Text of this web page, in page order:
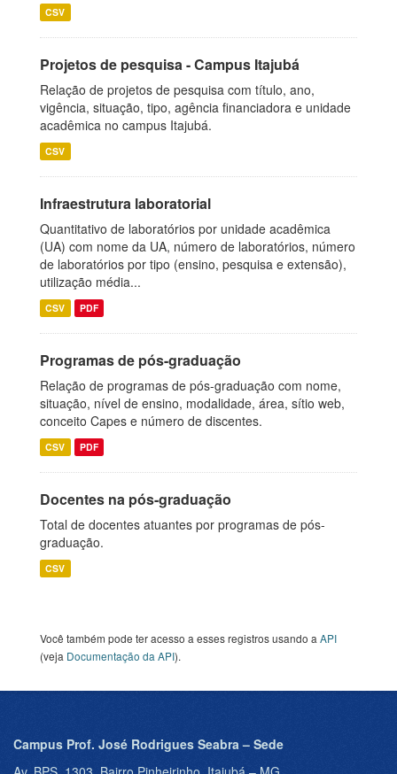
CSV
Projetos de pesquisa - Campus Itajubá
Relação de projetos de pesquisa com título, ano,
vigência, situação, tipo, agência financiadora e unidade
acadêmica no campus Itajubá.
CSV
Infraestrutura laboratorial
Quantitativo de laboratórios por unidade acadêmica
(UA) com nome da UA, número de laboratórios, número
de laboratórios por tipo (ensino, pesquisa e extensão),
utilização média...
CSV PDF
Programas de pós-graduação
Relação de programas de pós-graduação com nome,
situação, nível de ensino, modalidade, área, sítio web,
conceito Capes e número de discentes.
CSV PDF
Docentes na pós-graduação
Total de docentes atuantes por programas de pós-
graduação.
CSV
Você também pode ter acesso a esses registros usando a API
(veja Documentação da API).
Campus Prof. José Rodrigues Seabra – Sede